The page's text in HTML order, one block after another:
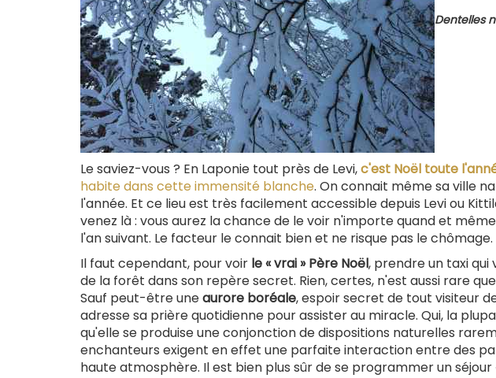
Dentelles
Le saviez-vous ? En Laponie tout près de Levi,c'est Noël toute
habite dans cette immensité blanche. On connait même sa ville
l'année. Et ce lieu est très facilement accessible depuis Levi ou
venez là : vous aurez la chance de le voir n'importe quand et
l'an suivant. Le facteur le connait bien et ne risque pas le chômage.
Il faut cependant, pour voir le « vrai » Père Noël, prendre un taxi
de la forêt dans son repère secret. Rien, certes, n'est aussi rare
Sauf peut-être uneaurore boréale, espoir secret de tout visiteur
adresse sa prière quotidienne pour assister au miracle. Qui, la
qu'elle se produise une conjonction de dispositions naturelles
enchanteurs exigent en effet une parfaite interaction entre des
haute atmosphère. Il est bien plus sûr de se programmer un séjour